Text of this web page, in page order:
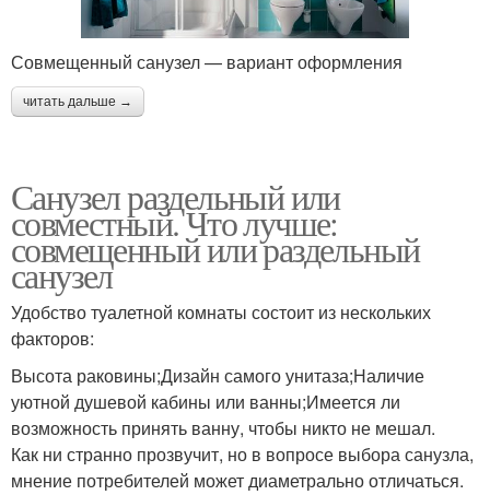
Совмещенный санузел — вариант оформления
читать дальше →
Санузел раздельный или
совместный. Что лучше:
совмещенный или раздельный
санузел
Удобство туалетной комнаты состоит из нескольких
факторов:
Высота раковины;Дизайн самого унитаза;Наличие
уютной душевой кабины или ванны;Имеется ли
возможность принять ванну, чтобы никто не мешал.
Как ни странно прозвучит, но в вопросе выбора санузла,
мнение потребителей может диаметрально отличаться.